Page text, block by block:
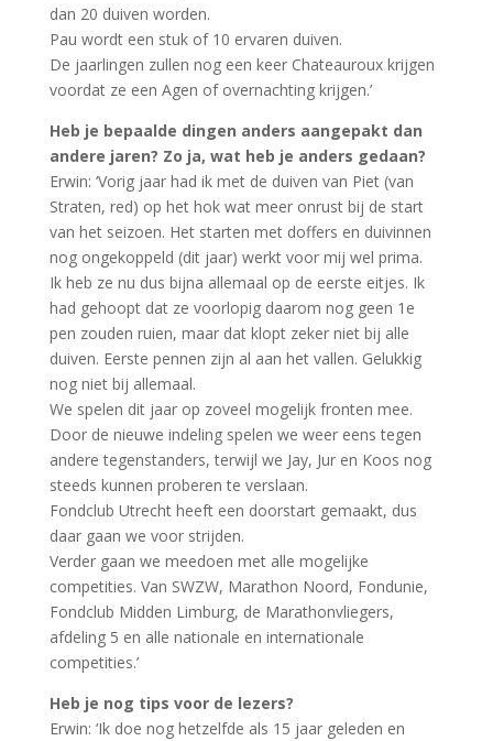
dan 20 duiven worden.
Pau wordt een stuk of 10 ervaren duiven.
De jaarlingen zullen nog een keer Chateauroux krijgen
voordat ze een Agen of overnachting krijgen.’
Heb je bepaalde dingen anders aangepakt dan
andere jaren? Zo ja, wat heb je anders gedaan?
Erwin: ‘Vorig jaar had ik met de duiven van Piet (van
Straten, red) op het hok wat meer onrust bij de start
van het seizoen. Het starten met doffers en duivinnen
nog ongekoppeld (dit jaar) werkt voor mij wel prima.
Ik heb ze nu dus bijna allemaal op de eerste eitjes. Ik
had gehoopt dat ze voorlopig daarom nog geen 1e
pen zouden ruien, maar dat klopt zeker niet bij alle
duiven. Eerste pennen zijn al aan het vallen. Gelukkig
nog niet bij allemaal.
We spelen dit jaar op zoveel mogelijk fronten mee.
Door de nieuwe indeling spelen we weer eens tegen
andere tegenstanders, terwijl we Jay, Jur en Koos nog
steeds kunnen proberen te verslaan.
Fondclub Utrecht heeft een doorstart gemaakt, dus
daar gaan we voor strijden.
Verder gaan we meedoen met alle mogelijke
competities. Van SWZW, Marathon Noord, Fondunie,
Fondclub Midden Limburg, de Marathonvliegers,
afdeling 5 en alle nationale en internationale
competities.’
Heb je nog tips voor de lezers?
Erwin: ‘Ik doe nog hetzelfde als 15 jaar geleden en